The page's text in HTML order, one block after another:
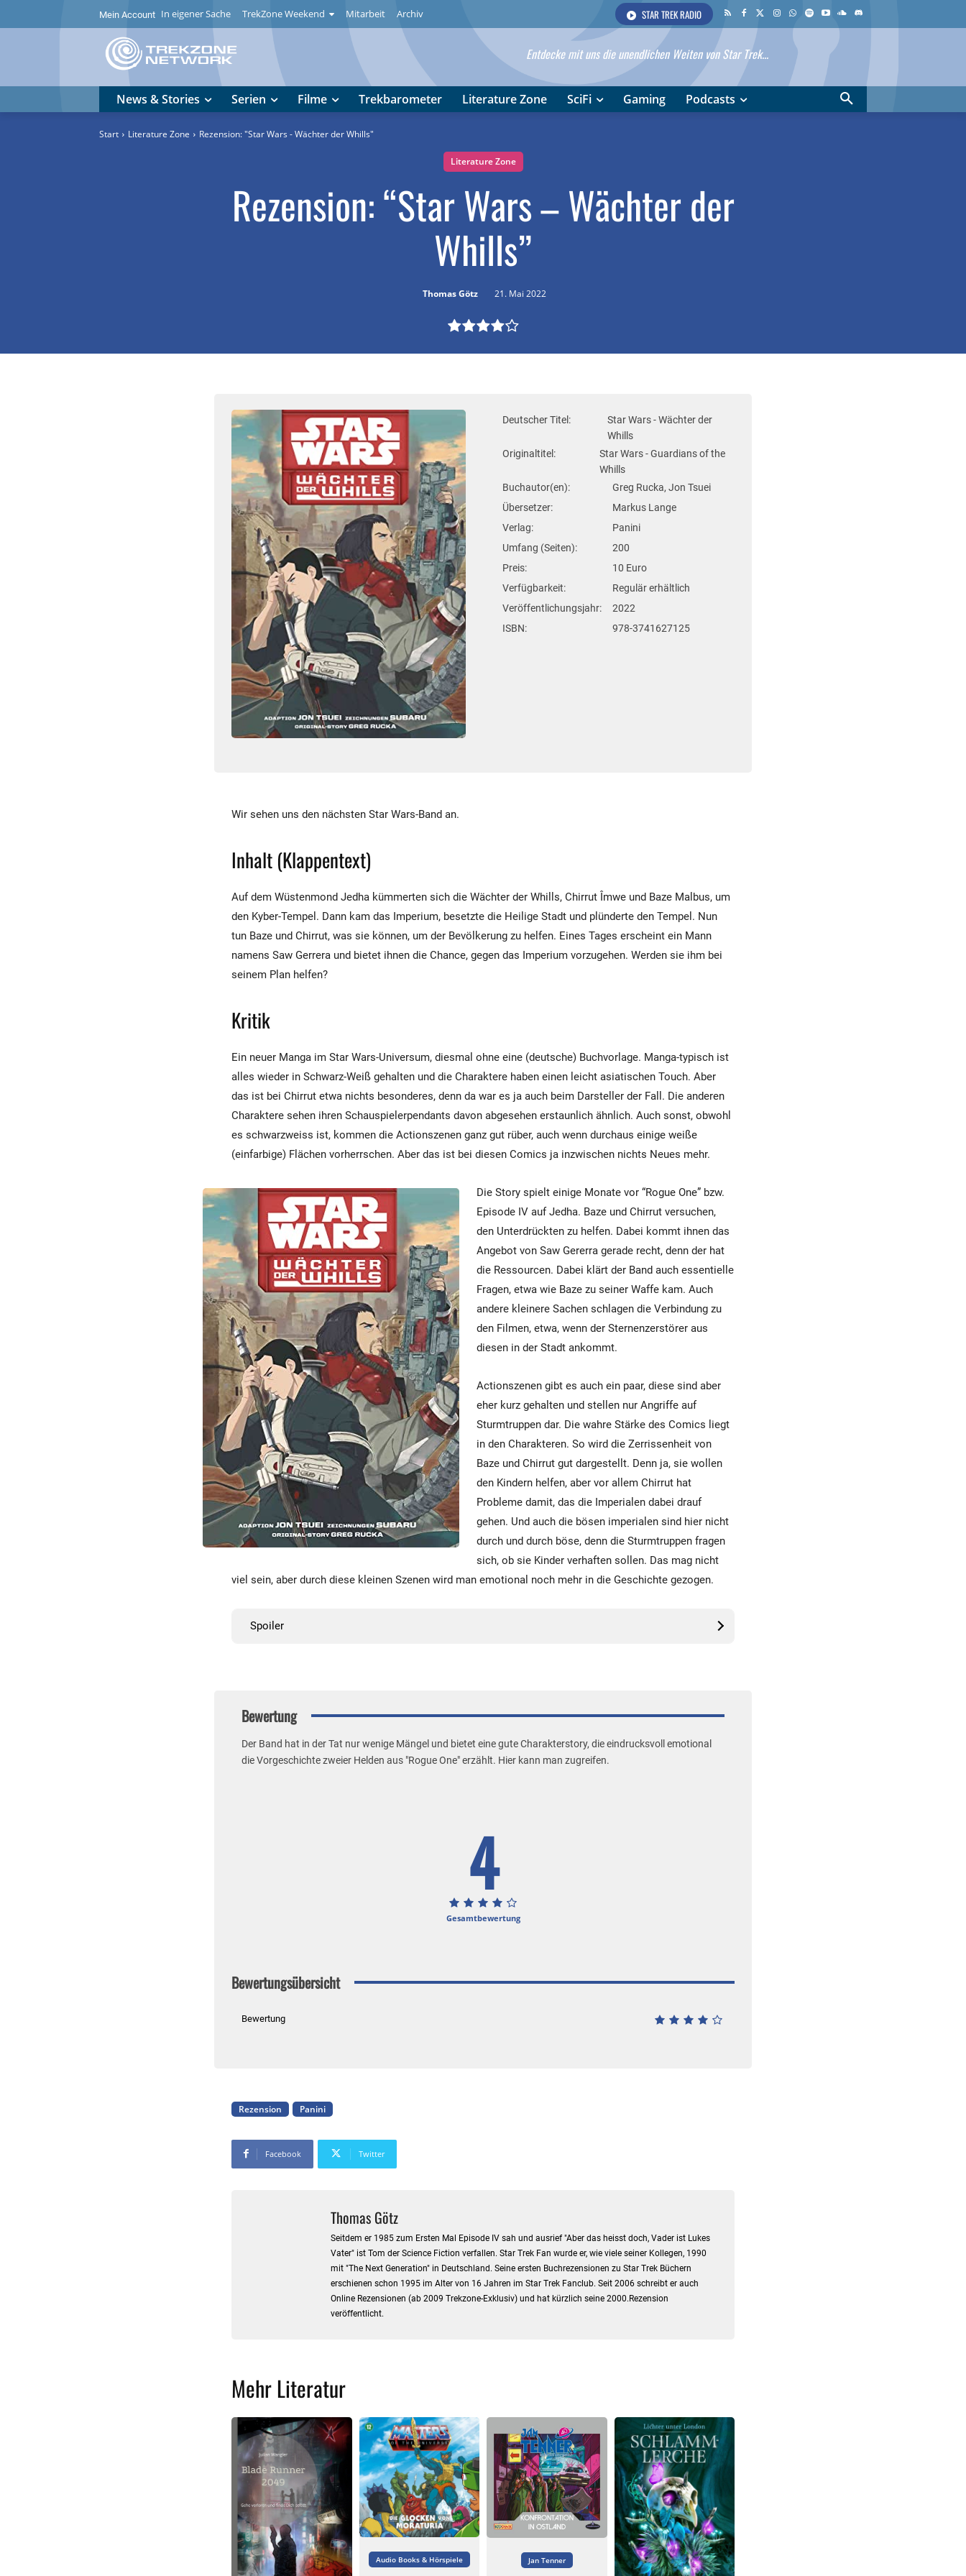
Mein Account In eigener Sache TrekZone Weekend Mitarbeit Archiv STAR TREK RADIO
Entdecke mit uns die unendlichen Weiten von Star Trek...
News & Stories Serien Filme Trekbarometer Literature Zone SciFi Gaming Podcasts
Start Literature Zone Rezension: "Star Wars - Wächter der Whills"
Literature Zone
Rezension: “Star Wars – Wächter der
Whills”
Thomas Götz 21. Mai 2022
Deutscher Titel:
Star Wars - Wächter der
Whills
Originaltitel:
Star Wars - Guardians of the
Whills
Buchautor(en):
Greg Rucka, Jon Tsuei
Übersetzer:
Markus Lange
Verlag:
Panini
Umfang (Seiten):
200
Preis:
10 Euro
Verfügbarkeit:
Regulär erhältlich
Veröffentlichungsjahr:
2022
ISBN:
978-3741627125
Wir sehen uns den nächsten Star Wars-Band an.
Inhalt (Klappentext)
Auf dem Wüstenmond Jedha kümmerten sich die Wächter der Whills, Chirrut Îmwe und Baze Malbus, um
den Kyber-Tempel. Dann kam das Imperium, besetzte die Heilige Stadt und plünderte den Tempel. Nun
tun Baze und Chirrut, was sie können, um der Bevölkerung zu helfen. Eines Tages erscheint ein Mann
namens Saw Gerrera und bietet ihnen die Chance, gegen das Imperium vorzugehen. Werden sie ihm bei
seinem Plan helfen?
Kritik
Ein neuer Manga im Star Wars-Universum, diesmal ohne eine (deutsche) Buchvorlage. Manga-typisch ist
alles wieder in Schwarz-Weiß gehalten und die Charaktere haben einen leicht asiatischen Touch. Aber
das ist bei Chirrut etwa nichts besonderes, denn da war es ja auch beim Darsteller der Fall. Die anderen
Charaktere sehen ihren Schauspielerpendants davon abgesehen erstaunlich ähnlich. Auch sonst, obwohl
es schwarzweiss ist, kommen die Actionszenen ganz gut rüber, auch wenn durchaus einige weiße
(einfarbige) Flächen vorherrschen. Aber das ist bei diesen Comics ja inzwischen nichts Neues mehr.
Die Story spielt einige Monate vor “Rogue One” bzw.
Episode IV auf Jedha. Baze und Chirrut versuchen,
den Unterdrückten zu helfen. Dabei kommt ihnen das
Angebot von Saw Gererra gerade recht, denn der hat
die Ressourcen. Dabei klärt der Band auch essentielle
Fragen, etwa wie Baze zu seiner Waffe kam. Auch
andere kleinere Sachen schlagen die Verbindung zu
den Filmen, etwa, wenn der Sternenzerstörer aus
diesen in der Stadt ankommt.
Actionszenen gibt es auch ein paar, diese sind aber
eher kurz gehalten und stellen nur Angriffe auf
Sturmtruppen dar. Die wahre Stärke des Comics liegt
in den Charakteren. So wird die Zerrissenheit von
Baze und Chirrut gut dargestellt. Denn ja, sie wollen
den Kindern helfen, aber vor allem Chirrut hat
Probleme damit, das die Imperialen dabei drauf
gehen. Und auch die bösen imperialen sind hier nicht
durch und durch böse, denn die Sturmtruppen fragen
sich, ob sie Kinder verhaften sollen. Das mag nicht
viel sein, aber durch diese kleinen Szenen wird man emotional noch mehr in die Geschichte gezogen.
Spoiler
Bewertung
Der Band hat in der Tat nur wenige Mängel und bietet eine gute Charakterstory, die eindrucksvoll emotional
die Vorgeschichte zweier Helden aus "Rogue One" erzählt. Hier kann man zugreifen.
4
Gesamtbewertung
Bewertungsübersicht
Bewertung
Rezension Panini
Facebook Twitter
Thomas Götz
Seitdem er 1985 zum Ersten Mal Episode IV sah und ausrief "Aber das heisst doch, Vader ist Lukes
Vater" ist Tom der Science Fiction verfallen. Star Trek Fan wurde er, wie viele seiner Kollegen, 1990
mit "The Next Generation" in Deutschland. Seine ersten Buchrezensionen zu Star Trek Büchern
erschienen schon 1995 im Alter von 16 Jahren im Star Trek Fanclub. Seit 2006 schreibt er auch
Online Rezensionen (ab 2009 Trekzone-Exklusiv) und hat kürzlich seine 2000.Rezension
veröffentlicht.
Mehr Literatur
Audio Books & Hörspiele Jan Tenner